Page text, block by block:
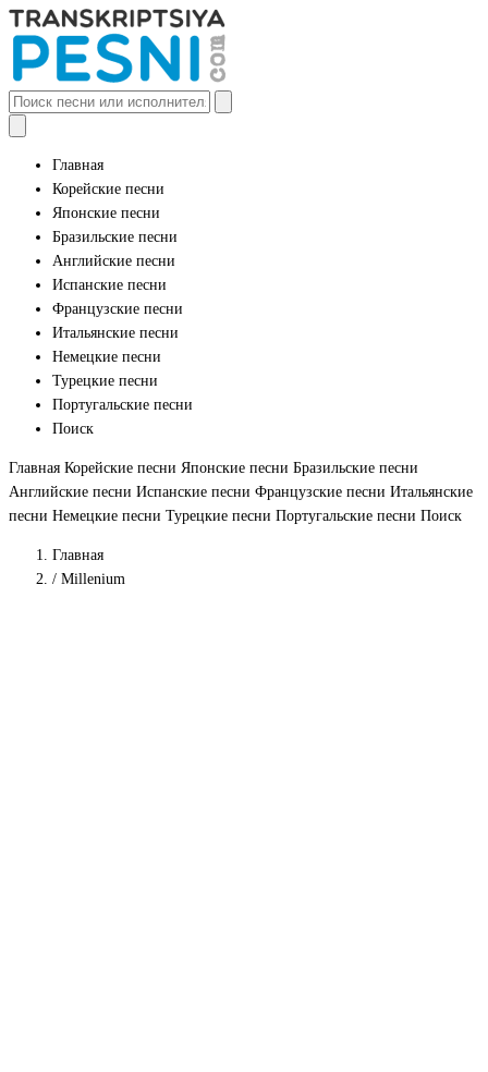
Главная
Корейские песни
Японские песни
Бразильские песни
Английские песни
Испанские песни
Французские песни
Итальянские песни
Немецкие песни
Турецкие песни
Португальские песни
Поиск
Главная Корейские песни Японские песни Бразильские песни
Английские песни Испанские песни Французские песни Итальянские
песни Немецкие песни Турецкие песни Португальские песни Поиск
Главная
/ Millenium